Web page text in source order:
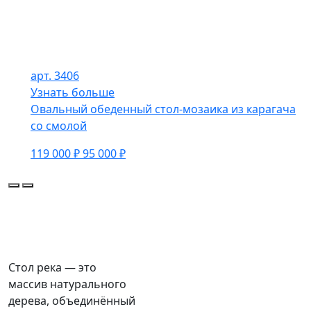
арт. 3406
Узнать больше
Овальный обеденный стол-мозаика из карагача
со смолой
119 000 ₽95 000 ₽
Стол река — это
массив натурального
дерева, объединённый